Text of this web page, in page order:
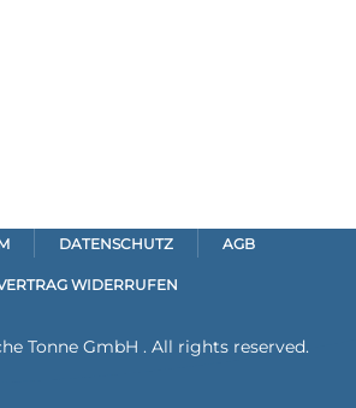
DATENSCHUTZ AGB
WIDERRUFEN
Tonne GmbH . All rights reserved.